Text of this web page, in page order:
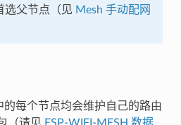
选父节点（见 Mesh 手动配网
的每个节点均会维护自己的路由